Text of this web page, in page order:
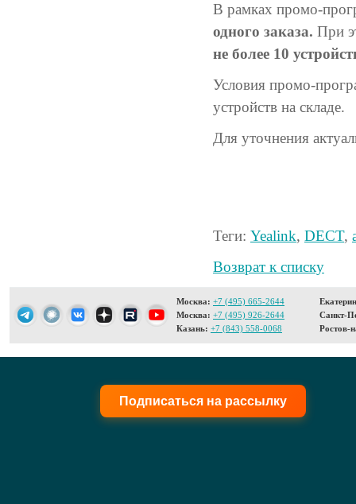
В рамках промо-
одного заказа. При
не более 10
Условия промо-
устройств на складе.
Для уточнения
Теги: Yealink, DECT,
Возврат к списку
Москва: +7 (495) 665-2644
Москва: +7 (495) 926-2644
Казань: +7 (843) 558-0068
Санкт-
Ростов-
Подписаться на рассылку